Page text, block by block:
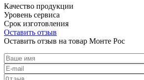
Качество продукции
Уровень сервиса
Срок изготовления
Оставить отзыв
Оставить отзыв на товар Монте Рос